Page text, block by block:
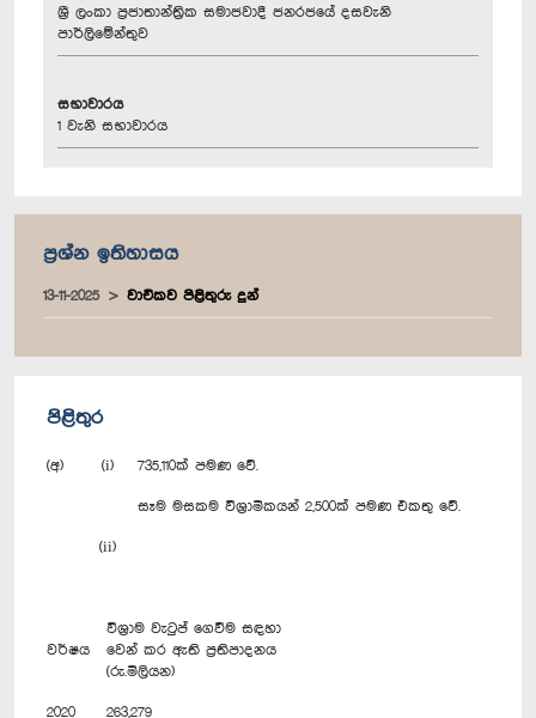
ශ්‍රී ලංකා ප්‍රජාතාන්ත්‍රික සමාජවාදී ජනරජයේ දසවැනි
පාර්ලිමේන්තුව
සභාවාරය
1 වැනි සභාවාරය
ප්‍රශ්න ඉතිහාසය
13-11-2025 වාචිකව පිළිතුරු දුන්
පිළිතුර
(අ) (i) 735,110ක් පමණ වේ.
සෑම මසකම විශ්‍රාමිකයන් 2,500ක් පමණ එකතු වේ.
(ii)
වර්ෂය
විශ්‍රාම වැටුප් ගෙවීම සඳහා
වෙන් කර ඇති ප්‍රතිපාදනය
(රු.මිලියන)
2020 263,279